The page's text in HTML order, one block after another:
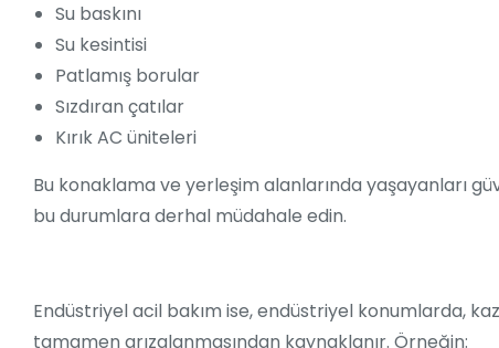
Su baskını
Su kesintisi
Patlamış borular
Sızdıran çatılar
Kırık AC üniteleri
Bu konaklama ve yerleşim alanlarında yaşayanları
bu durumlara derhal müdahale edin.
Endüstriyel acil bakım ise, endüstriyel konumlarda,
tamamen arızalanmasından kaynaklanır. Örneğin: